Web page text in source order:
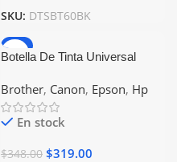
SKU: DTSBT60BK
-8%
Botella De Tinta Universal
Epson Canon Brother Hp
Brother, Canon, Epson, Hp
En stock
$348.00 $319.00